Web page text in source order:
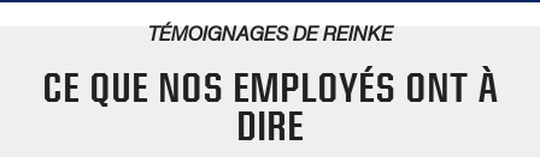
TÉMOIGNAGES DE REINKE
CE QUE NOS EMPLOYÉS ONT À
DIRE